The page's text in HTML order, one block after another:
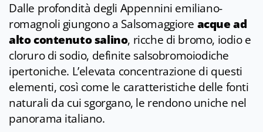
Dalle profondità degli Appennini emiliano-
romagnoli giungono a Salsomaggiore acque ad
alto contenuto salino, ricche di bromo, iodio e
cloruro di sodio, definite salsobromoiodiche
ipertoniche. L’elevata concentrazione di questi
elementi, così come le caratteristiche delle fonti
naturali da cui sgorgano, le rendono uniche nel
panorama italiano.